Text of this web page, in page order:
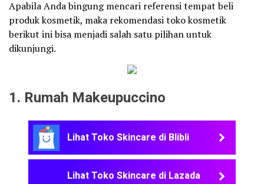
Apabila Anda bingung mencari referensi tempat beli
produk kosmetik, maka rekomendasi toko kosmetik
berikut ini bisa menjadi salah satu pilihan untuk
dikunjungi.
1. Rumah Makeupuccino
Lihat Toko Skincare di Blibli
Lihat Toko Skincare di Lazada